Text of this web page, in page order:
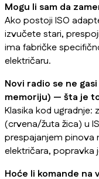
Mogu li sam da
Ako postoji ISO
izvučete stari,
ima fabričke
električaru.
Novi radio se ne
memoriju) — šta je
Klasika kod
(crvena/žuta žica) u
prespajanjem pinova
električara, popravka
Hoće li komande na